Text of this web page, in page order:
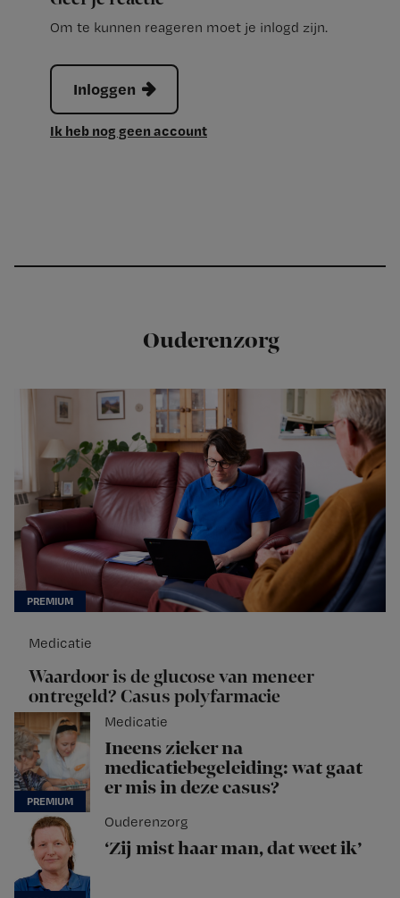
Om te kunnen reageren moet je inlogd zijn.
Inloggen
Ik heb nog geen account
Ouderenzorg
Medicatie
Waardoor is de glucose van meneer
ontregeld? Casus polyfarmacie
Medicatie
Ineens zieker na
medicatiebegeleiding: wat gaat
er mis in deze casus?
Ouderenzorg
‘Zij mist haar man, dat weet ik’